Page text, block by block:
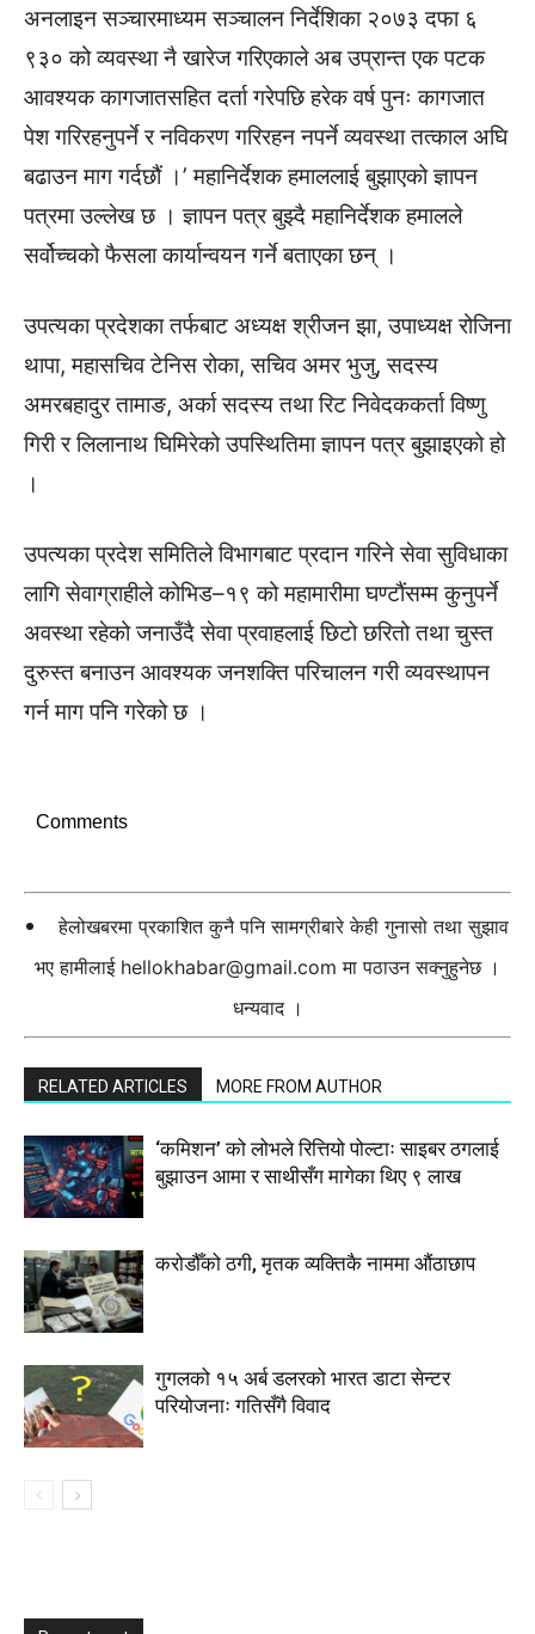
अनलाइन सञ्चारमाध्यम सञ्चालन निर्देशिका २०७३ दफा ६
९३० को व्यवस्था नै खारेज गरिएकाले अब उप्रान्त एक पटक
आवश्यक कागजातसहित दर्ता गरेपछि हरेक वर्ष पुनः कागजात
पेश गरिरहनुपर्ने र नविकरण गरिरहन नपर्ने व्यवस्था तत्काल अघि
बढाउन माग गर्दछौं ।’ महानिर्देशक हमाललाई बुझाएको ज्ञापन
पत्रमा उल्लेख छ । ज्ञापन पत्र बुझ्दै महानिर्देशक हमालले
सर्वोच्चको फैसला कार्यान्वयन गर्ने बताएका छन् ।
उपत्यका प्रदेशका तर्फबाट अध्यक्ष श्रीजन झा, उपाध्यक्ष रोजिना
थापा, महासचिव टेनिस रोका, सचिव अमर भुजु, सदस्य
अमरबहादुर तामाङ, अर्का सदस्य तथा रिट निवेदककर्ता विष्णु
गिरी र लिलानाथ घिमिरेको उपस्थितिमा ज्ञापन पत्र बुझाइएको हो
।
उपत्यका प्रदेश समितिले विभागबाट प्रदान गरिने सेवा सुविधाका
लागि सेवाग्राहीले कोभिड–१९ को महामारीमा घण्टौंसम्म कुनुपर्ने
अवस्था रहेको जनाउँदै सेवा प्रवाहलाई छिटो छरितो तथा चुस्त
दुरुस्त बनाउन आवश्यक जनशक्ति परिचालन गरी व्यवस्थापन
गर्न माग पनि गरेको छ ।
Comments
हेलोखबरमा प्रकाशित कुनै पनि सामग्रीबारे केही गुनासो तथा सुझाव
भए हामीलाई hellokhabar@gmail.com मा पठाउन सक्नुहुनेछ ।
धन्यवाद ।
RELATED ARTICLES MORE FROM AUTHOR
‘कमिशन’ को लोभले रित्तियो पोल्टाः साइबर ठगलाई
बुझाउन आमा र साथीसँग मागेका थिए ९ लाख
करोडौँको ठगी, मृतक व्यक्तिकै नाममा औंठाछाप
गुगलको १५ अर्ब डलरको भारत डाटा सेन्टर
परियोजनाः गतिसँगै विवाद